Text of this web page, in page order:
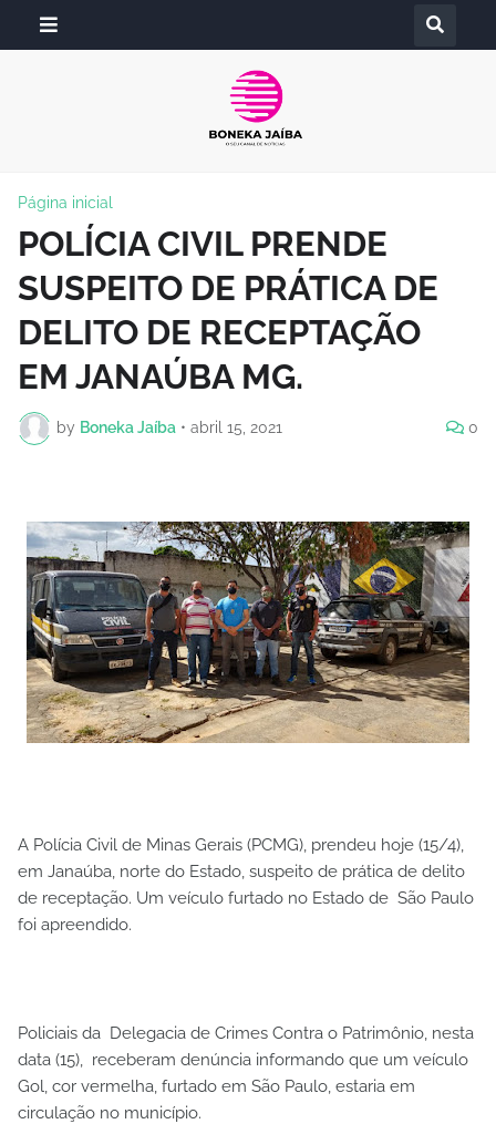
Página inicial
POLÍCIA CIVIL PRENDE
SUSPEITO DE PRÁTICA DE
DELITO DE RECEPTAÇÃO
EM JANAÚBA MG.
by Boneka Jaíba • abril 15, 2021 0
A Polícia Civil de Minas Gerais (PCMG), prendeu hoje (15/4),
em Janaúba, norte do Estado, suspeito de prática de delito
de receptação. Um veículo furtado no Estado de São Paulo
foi apreendido.
Policiais da Delegacia de Crimes Contra o Patrimônio, nesta
data (15), receberam denúncia informando que um veículo
Gol, cor vermelha, furtado em São Paulo, estaria em
circulação no município.